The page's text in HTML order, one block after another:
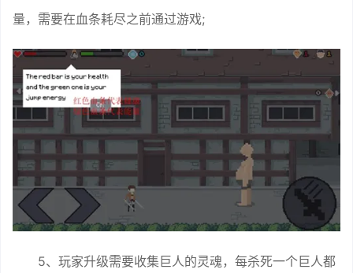
量，需要在血条耗尽之前通过游戏;
5、玩家升级需要收集巨人的灵魂，每杀死一个巨人都